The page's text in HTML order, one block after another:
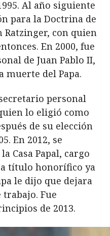
Al año siguiente
para la Doctrina de
Ratzinger, con quien
En 2000, fue
de Juan Pablo II,
muerte del Papa.
personal
lo eligió como
de su elección
En 2012, se
Casa Papal, cargo
título honorífico ya
le dijo que dejara
trabajo. Fue
de 2013.